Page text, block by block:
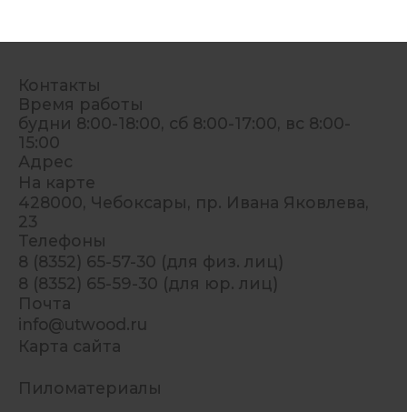
Контакты
Время работы
будни 8:00-18:00, сб 8:00-17:00, вс 8:00-
15:00
Адрес
На карте
428000, Чебоксары, пр. Ивана Яковлева,
23
Телефоны
8 (8352) 65-57-30 (для физ. лиц)
8 (8352) 65-59-30 (для юр. лиц)
Почта
info@utwood.ru
Карта сайта
Пиломатериалы